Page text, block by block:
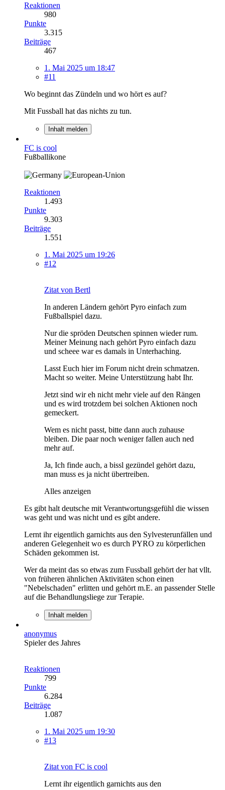
Reaktionen
980
Punkte
3.315
Beiträge
467
1. Mai 2025 um 18:47
#11
Wo beginnt das Zündeln und wo hört es auf?
Mit Fussball hat das nichts zu tun.
Inhalt melden
FC is cool
Fußballikone
Reaktionen
1.493
Punkte
9.303
Beiträge
1.551
1. Mai 2025 um 19:26
#12
Zitat von Bertl
In anderen Ländern gehört Pyro einfach zum
Fußballspiel dazu.
Nur die spröden Deutschen spinnen wieder rum.
Meiner Meinung nach gehört Pyro einfach dazu
und scheee war es damals in Unterhaching.
Lasst Euch hier im Forum nicht drein schmatzen.
Macht so weiter. Meine Unterstützung habt Ihr.
Jetzt sind wir eh nicht mehr viele auf den Rängen
und es wird trotzdem bei solchen Aktionen noch
gemeckert.
Wem es nicht passt, bitte dann auch zuhause
bleiben. Die paar noch weniger fallen auch ned
mehr auf.
Ja, Ich finde auch, a bissl gezündel gehört dazu,
man muss es ja nicht übertreiben.
Alles anzeigen
Es gibt halt deutsche mit Verantwortungsgefühl die wissen
was geht und was nicht und es gibt andere.
Lernt ihr eigentlich garnichts aus den Sylvesterunfällen und
anderen Gelegenheit wo es durch PYRO zu körperlichen
Schäden gekommen ist.
Wer da meint das so etwas zum Fussball gehört der hat vllt.
von früheren ähnlichen Aktivitäten schon einen
"Nebelschaden" erlitten und gehört m.E. an passender Stelle
auf die Behandlungsliege zur Terapie.
Inhalt melden
anonymus
Spieler des Jahres
Reaktionen
799
Punkte
6.284
Beiträge
1.087
1. Mai 2025 um 19:30
#13
Zitat von FC is cool
Lernt ihr eigentlich garnichts aus den